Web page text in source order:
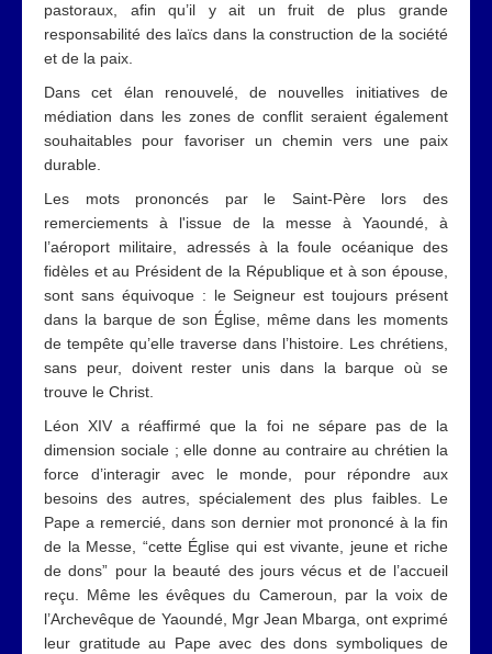
pastoraux, afin qu’il y ait un fruit de plus grande
responsabilité des laïcs dans la construction de la société
et de la paix.
Dans cet élan renouvelé, de nouvelles initiatives de
médiation dans les zones de conflit seraient également
souhaitables pour favoriser un chemin vers une paix
durable.
Les mots prononcés par le Saint-Père lors des
remerciements à l'issue de la messe à Yaoundé, à
l’aéroport militaire, adressés à la foule océanique des
fidèles et au Président de la République et à son épouse,
sont sans équivoque : le Seigneur est toujours présent
dans la barque de son Église, même dans les moments
de tempête qu’elle traverse dans l’histoire. Les chrétiens,
sans peur, doivent rester unis dans la barque où se
trouve le Christ.
Léon XIV a réaffirmé que la foi ne sépare pas de la
dimension sociale ; elle donne au contraire au chrétien la
force d’interagir avec le monde, pour répondre aux
besoins des autres, spécialement des plus faibles. Le
Pape a remercié, dans son dernier mot prononcé à la fin
de la Messe, “cette Église qui est vivante, jeune et riche
de dons” pour la beauté des jours vécus et de l’accueil
reçu. Même les évêques du Cameroun, par la voix de
l’Archevêque de Yaoundé, Mgr Jean Mbarga, ont exprimé
leur gratitude au Pape avec des dons symboliques de